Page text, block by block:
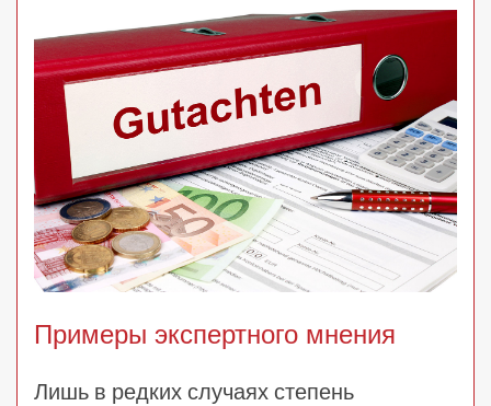
Примеры экспертного мнения
Лишь в редких случаях степень